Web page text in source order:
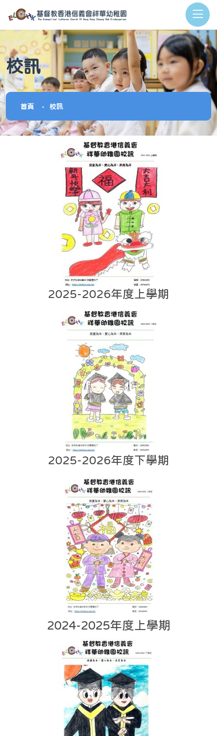
校訊
首頁 校訊
2025-2026年度上學期
2025-2026年度下學期
2024-2025年度上學期